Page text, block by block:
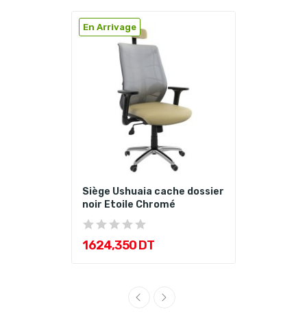
En Arrivage
Siège Ushuaia cache dossier
noir Etoile Chromé
1 624,350 DT